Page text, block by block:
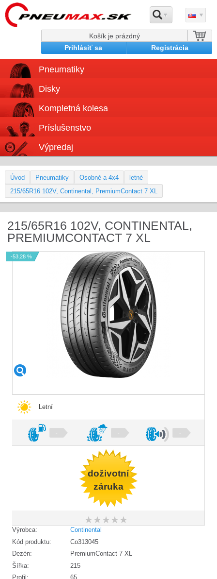
Košík je prázdný
Prihlásiť sa
Registrácia
Pneumatiky
Disky
Kompletná kolesa
Príslušenstvo
Výpredaj
Úvod Pneumatiky Osobné a 4x4
letné
215/65R16 102V, Continental, PremiumContact 7 XL
215/65R16 102V, CONTINENTAL,
PREMIUMCONTACT 7 XL
-53,28 %
Letní
- - -
doživotní
záruka
★★★★★
★★★★★
Výrobca:
Continental
Kód produktu:
Co313045
Dezén:
PremiumContact 7 XL
Šířka:
215
Profil:
65